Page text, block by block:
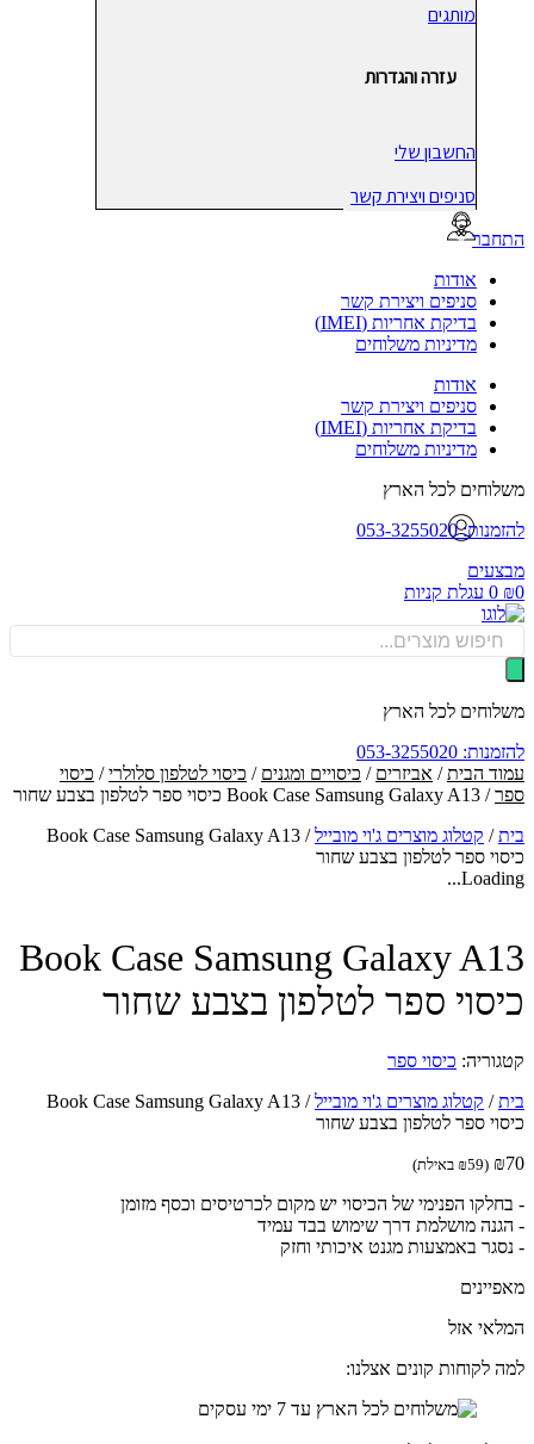
מותגים
עזרה והגדרות
החשבון שלי
סניפים ויצירת קשר
אודות
סניפים ויצירת קשר
בדיקת אחריות (IMEI)
מדיניות משלוחים
אודות
סניפים ויצירת קשר
בדיקת אחריות (IMEI)
מדיניות משלוחים
לכל הארץ
053-3255020
0 עגלת קניות
לכל הארץ
053-3255020
הבית/אביזרים/כיסויים ומגנים/כיסוי לטלפון סלולרי/כיסוי
/ Book Case Samsung Galaxy A13 כיסוי ספר לטלפון בצבע שחור
/קטלוג מוצרים ג'וי מובייל/
Book Case Samsung Galaxy A13
ספר לטלפון בצבע שחור
Book Case Samsung Galaxy
ספר לטלפון בצבע שחור
כיסוי ספר
/קטלוג מוצרים ג'וי מובייל/
Book Case Samsung Galaxy A13
ספר לטלפון בצבע שחור
(
₪59 באילת)
הפנימי של הכיסוי יש מקום לכרטיסים וכסף מזומן
מושלמת דרך שימוש בבד עמיד
באמצעות מגנט איכותי וחזק
אזל
לקוחות קונים אצלנו: